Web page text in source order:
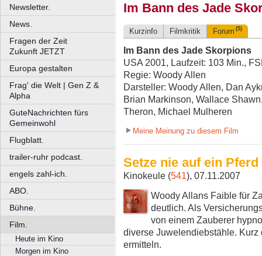
Newsletter.
News.
Fragen der Zeit
Zukunft JETZT
Europa gestalten
Frag' die Welt | Gen Z &
Alpha
GuteNachrichten fürs
Gemeinwohl
Flugblatt.
trailer-ruhr podcast.
engels zahl-ich.
ABO.
Bühne.
Film.
Heute im Kino
Morgen im Kino
Im Bann des Jade
Kurzinfo Filmkritik Forum (5)
Im Bann des Jade Skorpions
USA 2001, Laufzeit: 103 Min.,
Regie: Woody Allen
Darsteller: Woody Allen, Dan
Brian Markinson, Wallace
Theron, Michael Mulheren
Meine Meinung zu diesem Film
Setze nie auf ein
Kinokeule (541), 07.11.2007
Woody Allans Faible für
deutlich. Als
von einem Zauberer
diverse Juwelendiebstähle.
ermitteln.